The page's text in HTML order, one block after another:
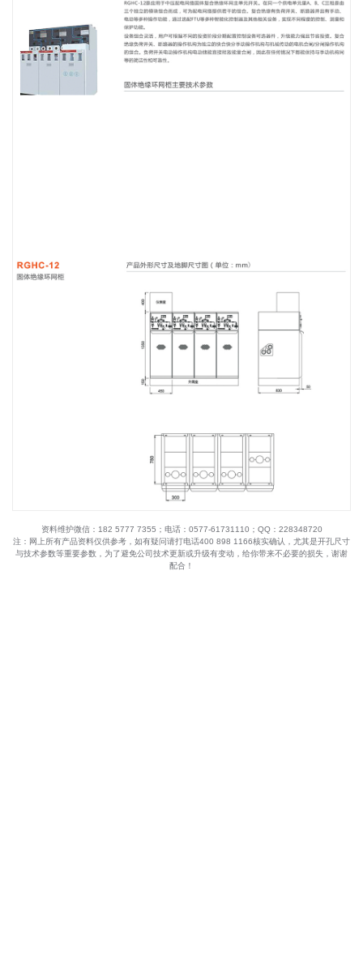
资料维护微信：182 5777 7355；电话：0577-61731110；QQ：228348720
注：网上所有产品资料仅供参考，如有疑问请打电话400 898 1166核实确认，尤其是开孔尺寸
与技术参数等重要参数，为了避免公司技术更新或升级有变动，给你带来不必要的损失，谢谢
配合！